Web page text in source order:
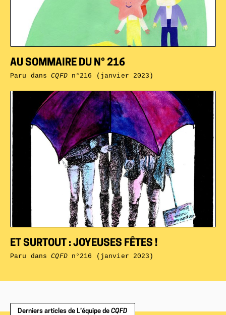
ET SURTOUT : JOYEUSES FÊTES !
Paru dansCQFDn°216 (janvier 2023)
AU SOMMAIRE DU N° 216
Paru dansCQFDn°216 (janvier 2023)
Derniers articles de L’équipe de CQFD